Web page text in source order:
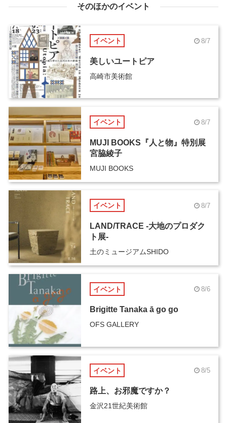
そのほかのイベント
イベント 8/7
美しいユートピア
高崎市美術館
イベント 8/7
MUJI BOOKS『人と物』特別展
宮脇綾子
MUJI BOOKS
イベント 8/7
LAND/TRACE -大地のプロダク
ト展-
土のミュージアムSHIDO
イベント 8/6
Brigitte Tanaka ā go go
OFS GALLERY
イベント 8/5
路上、お邪魔ですか？
金沢21世紀美術館